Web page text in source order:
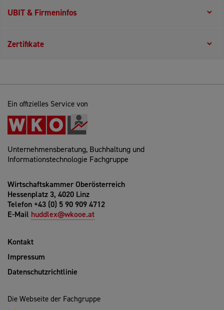
UBIT & Firmeninfos
Zertifikate
Ein offizielles Service von
Unternehmensberatung, Buchhaltung und
Informationstechnologie Fachgruppe
Wirtschaftskammer Oberösterreich
Hessenplatz 3, 4020 Linz
Telefon +43 (0) 5 90 909 4712
E-Mail huddlex@wkooe.at
Kontakt
Impressum
Datenschutzrichtlinie
Die Webseite der Fachgruppe